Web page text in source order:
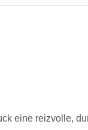
eine reizvolle,